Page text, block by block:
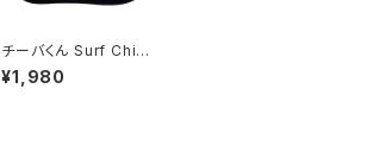
チーバくん Surf Chib
a：メッシュキャップ（Aホ
ワイト）
¥1,980